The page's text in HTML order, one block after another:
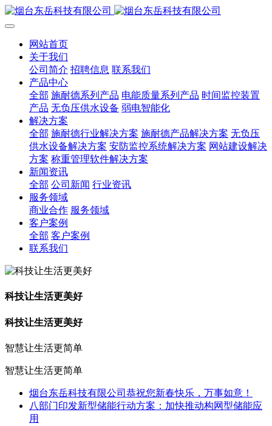
网站首页
关于我们
公司简介 招聘信息 联系我们
产品中心
全部 施耐德系列产品 电能质量系列产品 时间监控装置
产品 无负压供水设备 弱电智能化
解决方案
全部 施耐德行业解决方案 施耐德产品解决方案 无负压
供水设备解决方案 安防监控系统解决方案 网站建设解决
方案 称重管理软件解决方案
新闻资讯
全部 公司新闻 行业资讯
服务领域
商业合作 服务领域
客户案例
全部 客户案例
联系我们
科技让生活更美好
科技让生活更美好
智慧让生活更简单
智慧让生活更简单
烟台东岳科技有限公司恭祝您新春快乐，万事如意！
八部门印发新型储能行动方案：加快推动构网型储能应
用